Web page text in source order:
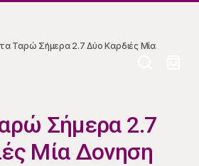
Ταρώ Σήμερα 2.7 Δύο Καρδιές Μία
Σήμερα 2.7
Μία Δονηση